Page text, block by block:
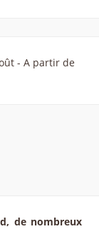
- A partir de
de nombreux